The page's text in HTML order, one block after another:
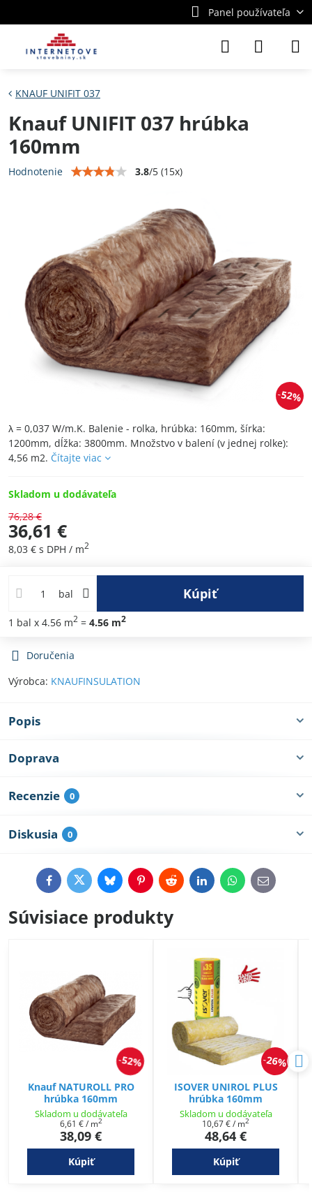
Panel používateľa
52%
KNAUF UNIFIT 037
Knauf UNIFIT 037 hrúbka
160mm
Hodnotenie 3.8/5 (15x)
λ = 0,037 W/m.K. Balenie - rolka, hrúbka: 160mm, šírka:
1200mm, dĺžka: 3800mm. Množstvo v balení (v jednej rolke):
4,56 m2. Čítajte viac
Skladom u dodávateľa
76,28 €
36,61 €
8,03 € s DPH / m2
bal Kúpiť
1 bal x 4.56 m2 = 4.56 m2
Doručenia
Výrobca: KNAUFINSULATION
Popis
Doprava
Recenzie 0
Diskusia 0
FacebookTwitterBlueskyPinterestRedditLinkedInWhatsApp
E-
mail
Súvisiace produkty
52%
Knauf NATUROLL PRO
hrúbka 160mm
Skladom u dodávateľa
38,09 €
6,61 €/ m2
Kúpiť
26%
ISOVER UNIROL PLUS
hrúbka 160mm
Skladom u dodávateľa
48,64 €
10,67 €/ m2
Kúpiť